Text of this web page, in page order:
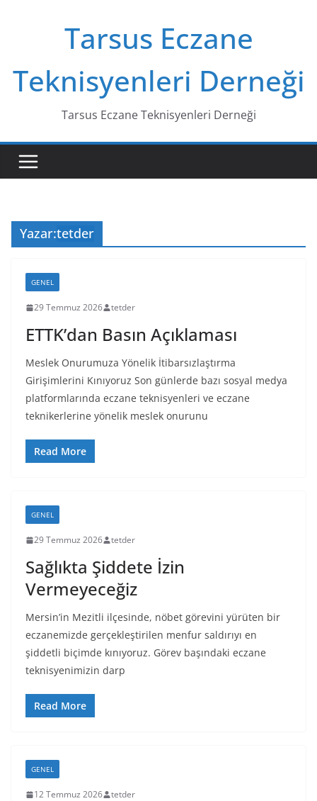
Tarsus Eczane
Teknisyenleri Derneği
Tarsus Eczane Teknisyenleri Derneği
Yazar:tetder
GENEL
29 Temmuz 2026 tetder
ETTK’dan Basın Açıklaması
Meslek Onurumuza Yönelik İtibarsızlaştırma
Girişimlerini Kınıyoruz Son günlerde bazı sosyal medya
platformlarında eczane teknisyenleri ve eczane
teknikerlerine yönelik meslek onurunu
Read More
GENEL
29 Temmuz 2026 tetder
Sağlıkta Şiddete İzin
Vermeyeceğiz
Mersin’in Mezitli ilçesinde, nöbet görevini yürüten bir
eczanemizde gerçekleştirilen menfur saldırıyı en
şiddetli biçimde kınıyoruz. Görev başındaki eczane
teknisyenimizin darp
Read More
GENEL
12 Temmuz 2026 tetder